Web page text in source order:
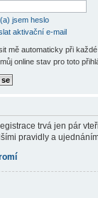
jsem heslo
aktivační e-mail
mě automaticky při
online stav pro toto
trvá jen pár
pravidly a